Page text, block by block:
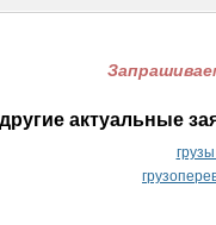
актуальные